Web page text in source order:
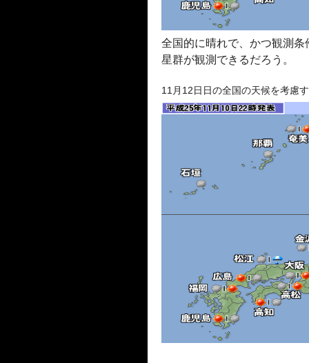
全国的に晴れで、かつ観測
星群が観測できるだろう。
11月12日日の全国の天候を考慮